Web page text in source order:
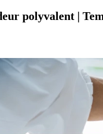
polyvalent |